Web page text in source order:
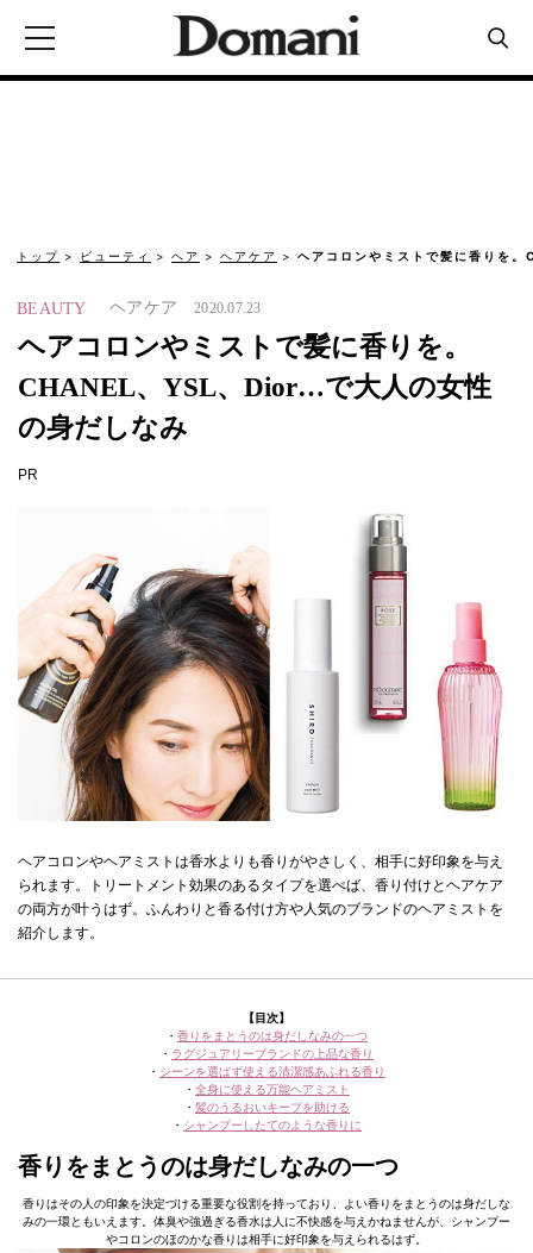
トップ ビューティ ヘア ヘアケア ヘアコロンやミストで髪に香りを
BEAUTY ヘアケア 2020.07.23
ヘアコロンやミストで髪に香りを。
CHANEL、YSL、Dior…で大人の女性
の身だしなみ
PR
ヘアコロンやヘアミストは香水よりも香りがやさしく、相手に好印象を与え
られます。トリートメント効果のあるタイプを選べば、香り付けとヘアケア
の両方が叶うはず。ふんわりと香る付け方や人気のブランドのヘアミストを
紹介します。
【目次】
・ 香りをまとうのは身だしなみの一つ
・ ラグジュアリーブランドの上品な香り
・ シーンを選ばず使える清潔感あふれる香り
・ 全身に使える万能ヘアミスト
・ 髪のうるおいキープを助ける
・ シャンプーしたてのような香りに
香りをまとうのは身だしなみの一つ
香りはその人の印象を決定づける重要な役割を持っており、よい香りをまとうのは身だしな
みの一環ともいえます。体臭や強過ぎる香水は人に不快感を与えかねませんが、シャンプー
やコロンのほのかな香りは相手に好印象を与えられるはず。